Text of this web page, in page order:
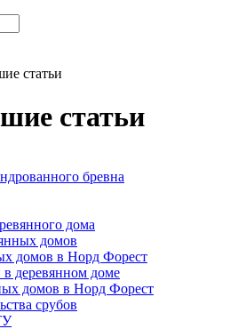
статьи
статьи
бревна
дома
домов
домов в Норд Форест
деревянном доме
домов в Норд Форест
срубов